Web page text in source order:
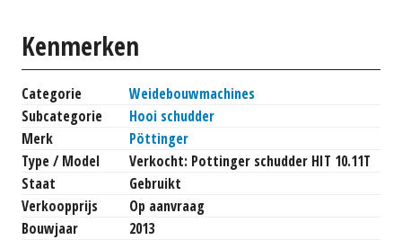
Kenmerken
Categorie
Weidebouwmachines
Subcategorie
Hooi schudder
Merk
Pöttinger
Type / Model
Verkocht: Pottinger schudder HIT 10.11T
Staat
Gebruikt
Verkoopprijs
Op aanvraag
Bouwjaar
2013